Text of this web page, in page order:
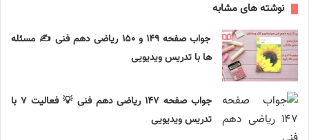
نوشته های مشابه
جواب صفحه ۱۴۹ و ۱۵۰ ریاضی دهم فنی ✍️ مسئله
ها با تدریس ویدیویی
جواب صفحه ۱۴۷ ریاضی دهم فنی 💡 فعالیت ۷ با
تدریس ویدیویی